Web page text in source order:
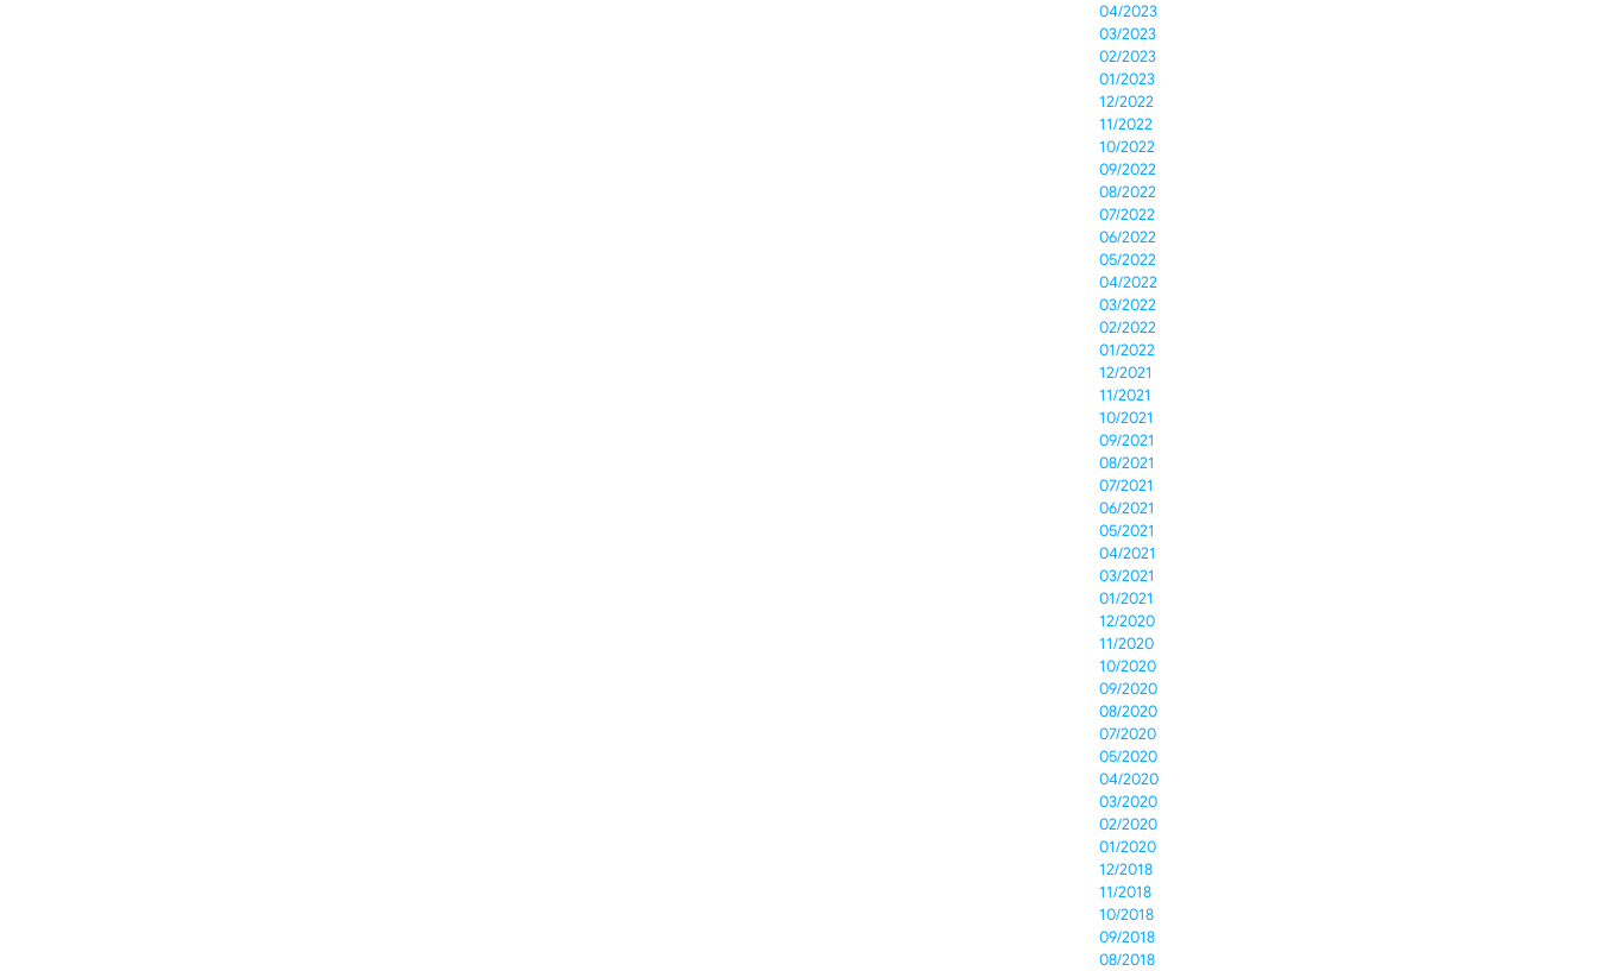
04/2023
03/2023
02/2023
01/2023
12/2022
11/2022
10/2022
09/2022
08/2022
07/2022
06/2022
05/2022
04/2022
03/2022
02/2022
01/2022
12/2021
11/2021
10/2021
09/2021
08/2021
07/2021
06/2021
05/2021
04/2021
03/2021
01/2021
12/2020
11/2020
10/2020
09/2020
08/2020
07/2020
05/2020
04/2020
03/2020
02/2020
01/2020
12/2018
11/2018
10/2018
09/2018
08/2018